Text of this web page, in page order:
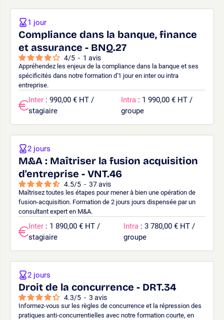
Compliance dans la banque, finance
et assurance - BNQ.27
4/5 - 1 avis
Appréhendez les enjeux de la compliance dans la banque et ses
spécificités dans notre formation d'1 jour en inter ou intra
entreprise.
1 jour
Inter : 990,00 € HT /
stagiaire
Intra : 1 990,00 € HT /
groupe
M&A : Maîtriser la fusion acquisition
d'entreprise - VNT.46
4.5/5 - 37avis
Maîtrisez toutes les étapes pour mener à bien une opération de
fusion-acquisition. Formation de 2 jours jours dispensée par un
consultant expert en M&A.
2 jours
Inter : 1 890,00 € HT /
stagiaire
Intra : 3 780,00 € HT /
groupe
Droit de la concurrence - DRT.34
4.3/5 - 3 avis
Informez-vous sur les règles de concurrence et la répression des
pratiques anti-concurrentielles avec notre formation courte, en
2 jours